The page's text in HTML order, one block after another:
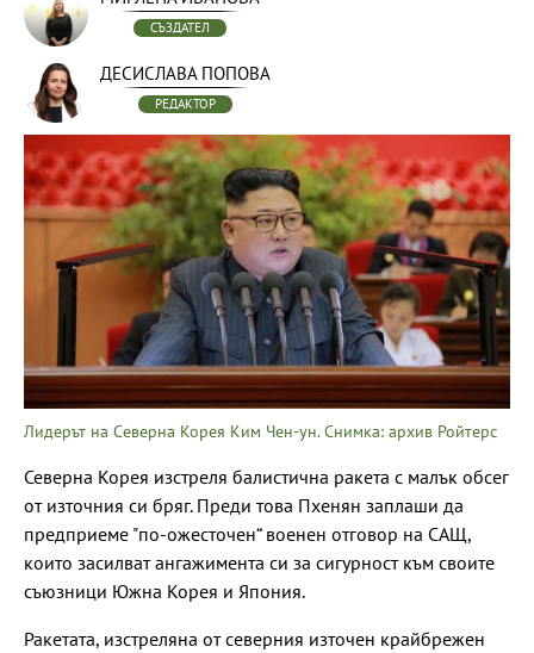
СЪЗДАТЕЛ
ДЕСИСЛАВА ПОПОВА
РЕДАКТОР
Лидерът на Северна Корея Ким Чен-ун. Снимка: архив Ройтерс
Северна Корея изстреля балистична ракета с малък обсег
от източния си бряг. Преди това Пхенян заплаши да
предприеме "по-ожесточен“ военен отговор на САЩ,
които засилват ангажимента си за сигурност към своите
съюзници Южна Корея и Япония.
Ракетата, изстреляна от северния източен крайбрежен